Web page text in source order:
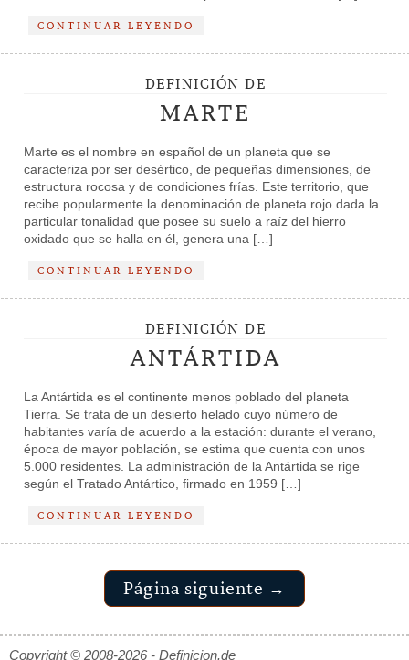
CONTINUAR LEYENDO
DEFINICIÓN DE
MARTE
Marte es el nombre en español de un planeta que se
caracteriza por ser desértico, de pequeñas dimensiones, de
estructura rocosa y de condiciones frías. Este territorio, que
recibe popularmente la denominación de planeta rojo dada la
particular tonalidad que posee su suelo a raíz del hierro
oxidado que se halla en él, genera una […]
CONTINUAR LEYENDO
DEFINICIÓN DE
ANTÁRTIDA
La Antártida es el continente menos poblado del planeta
Tierra. Se trata de un desierto helado cuyo número de
habitantes varía de acuerdo a la estación: durante el verano,
época de mayor población, se estima que cuenta con unos
5.000 residentes. La administración de la Antártida se rige
según el Tratado Antártico, firmado en 1959 […]
CONTINUAR LEYENDO
Página siguiente →
Copyright © 2008-2026 - Definicion.de